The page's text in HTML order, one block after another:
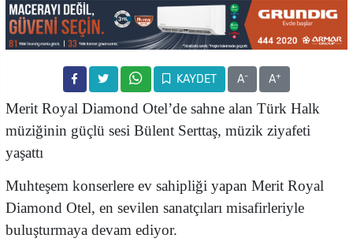
KAYDET A- A+
Merit Royal Diamond Otel’de sahne alan Türk Halk
müziğinin güçlü sesi Bülent Serttaş, müzik ziyafeti
yaşattı
Muhteşem konserlere ev sahipliği yapan Merit Royal
Diamond Otel, en sevilen sanatçıları misafirleriyle
buluşturmaya devam ediyor.